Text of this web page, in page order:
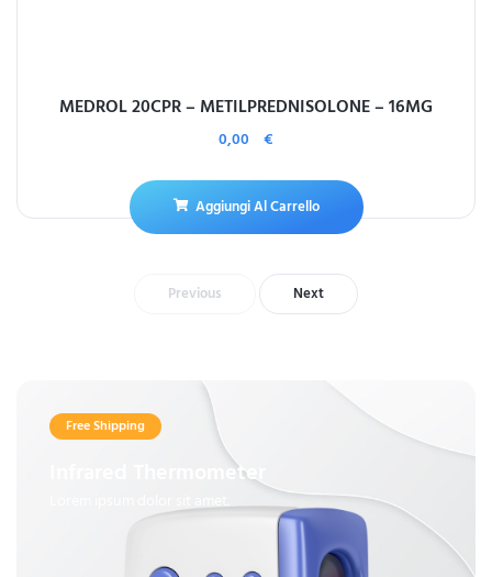
MEDROL 20CPR – METILPREDNISOLONE – 16MG
0,00 €
Aggiungi Al Carrello
Previous Next
Free Shipping
Infrared Thermometer
Lorem ipsum dolor sit amet.